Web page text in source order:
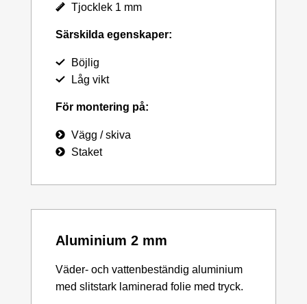
Tjocklek 1 mm
Särskilda egenskaper:
Böjlig
Låg vikt
För montering på:
Vägg / skiva
Staket
Aluminium 2 mm
Väder- och vattenbeständig aluminium
med slitstark laminerad folie med tryck.